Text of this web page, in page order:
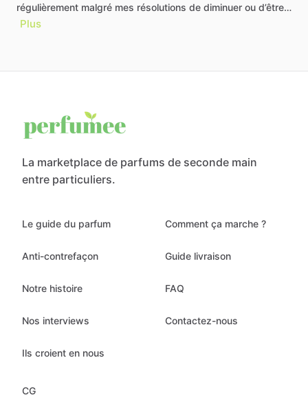
régulièrement malgré mes résolutions de diminuer ou d’être…
Plus
La marketplace de parfums de seconde main
entre particuliers.
Le guide du parfum
Anti-contrefaçon
Notre histoire
Nos interviews
Ils croient en nous
Comment ça marche ?
Guide livraison
FAQ
Contactez-nous
CG